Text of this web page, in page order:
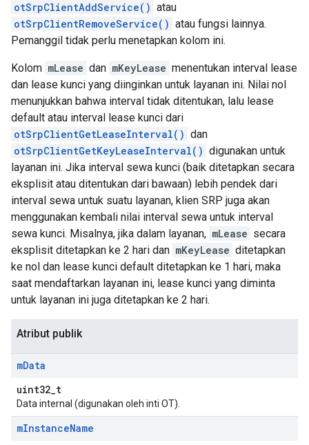
otSrpClientAddService() atau
otSrpClientRemoveService() atau fungsi lainnya.
Pemanggil tidak perlu menetapkan kolom ini.
Kolom mLease dan mKeyLease menentukan interval lease
dan lease kunci yang diinginkan untuk layanan ini. Nilai nol
menunjukkan bahwa interval tidak ditentukan, lalu lease
default atau interval lease kunci dari
otSrpClientGetLeaseInterval() dan
otSrpClientGetKeyLeaseInterval() digunakan untuk
layanan ini. Jika interval sewa kunci (baik ditetapkan secara
eksplisit atau ditentukan dari bawaan) lebih pendek dari
interval sewa untuk suatu layanan, klien SRP juga akan
menggunakan kembali nilai interval sewa untuk interval
sewa kunci. Misalnya, jika dalam layanan, mLease secara
eksplisit ditetapkan ke 2 hari dan mKeyLease ditetapkan
ke nol dan lease kunci default ditetapkan ke 1 hari, maka
saat mendaftarkan layanan ini, lease kunci yang diminta
untuk layanan ini juga ditetapkan ke 2 hari.
Atribut publik
mData
uint32_t
Data internal (digunakan oleh inti OT).
mInstanceName